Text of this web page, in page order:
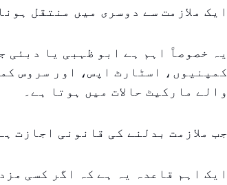
ایک ملازمت سے دوسری میں منتقل
یہ خصوصاً اہم ہے ابو ظہبی یا دبئی
کمپنیوں، اسٹارٹ اپس، اور سروس
والے مارکیٹ حالات میں ہوتا ہے۔
جب ملازمت بدلنے کی قانونی اجازت
ایک اہم قاعدہ یہ ہے کہ اگر کسی